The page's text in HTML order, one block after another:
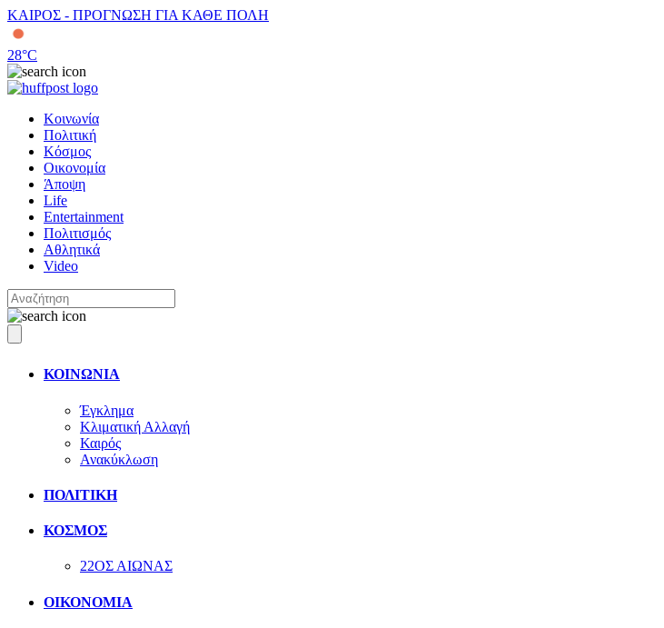
ΚΑΙΡΟΣ - ΠΡΟΓΝΩΣΗ ΓΙΑ ΚΑΘΕ ΠΟΛΗ
28°C
Κοινωνία
Πολιτική
Κόσμος
Οικονομία
Άποψη
Life
Entertainment
Πολιτισμός
Αθλητικά
Video
ΚΟΙΝΩΝΙΑ
Έγκλημα
Κλιματική Αλλαγή
Καιρός
Ανακύκλωση
ΠΟΛΙΤΙΚΗ
ΚΟΣΜΟΣ
22ΟΣ ΑΙΩΝΑΣ
ΟΙΚΟΝΟΜΙΑ